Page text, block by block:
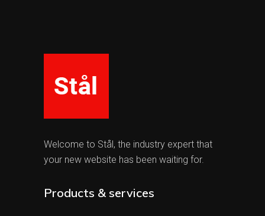
Welcome to Stål, the industry expert that
your new website has been waiting for.
Products & services